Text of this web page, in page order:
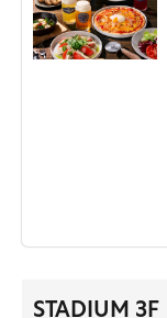
STADIUM 3F